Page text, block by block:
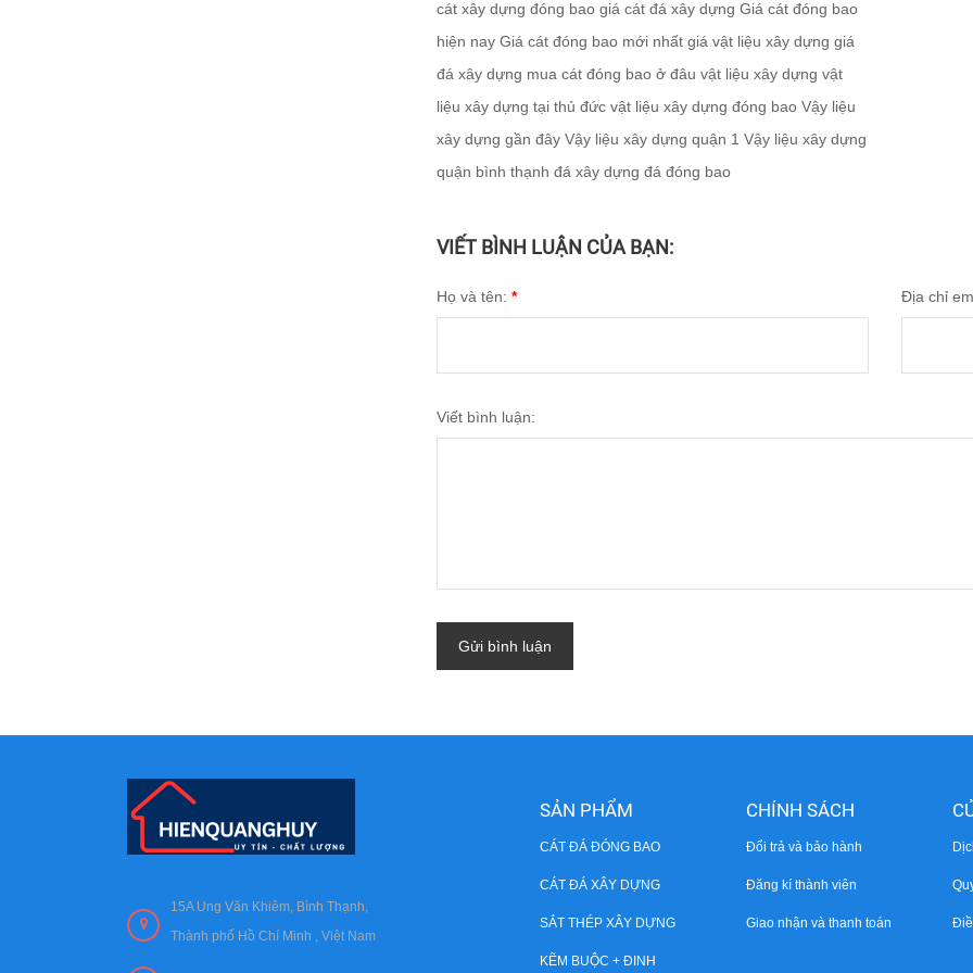
cát xây dựng đóng bao giá cát đá xây dựng Giá cát đóng bao
hiện nay Giá cát đóng bao mới nhất giá vật liệu xây dựng giá
đá xây dựng mua cát đóng bao ở đâu vật liệu xây dựng vật
liệu xây dựng tại thủ đức vật liệu xây dựng đóng bao Vậy liệu
xây dựng gần đây Vậy liệu xây dựng quận 1 Vậy liệu xây dựng
quận bình thạnh đá xây dựng đá đóng bao
VIẾT BÌNH LUẬN CỦA BẠN:
Họ và tên: * Địa chỉ
Viết bình luận:
Gửi bình luận
15A Ung Văn Khiêm, Bình Thạnh,
Thành phố Hồ Chí Minh , Việt Nam
SẢN PHẨM
CÁT ĐÁ ĐÓNG BAO
CÁT ĐÁ XÂY DỰNG
SẮT THÉP XÂY DỰNG
KẼM BUỘC + ĐINH
CHÍNH SÁCH
Đổi trả và bảo hành
Đăng kí thành viên
Giao nhận và thanh toán